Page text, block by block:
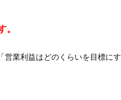
。
業利益はどのくらいを目標に